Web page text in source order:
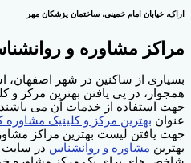
اراک، خیابان امام خمینی، ساختمان پزشکان مهر
مراکز مشاوره و
بسیاری از ساکنین در شهر اصفهان،
همجوار، در پی یافتن بهترین مرکز
جهت استفاده از خدمات آن می
عنوان بهترین مرکز و کلینیک
جهت یافتن لیست بهترین مراکز
بهترین مشاوره و روانشناس در سایت